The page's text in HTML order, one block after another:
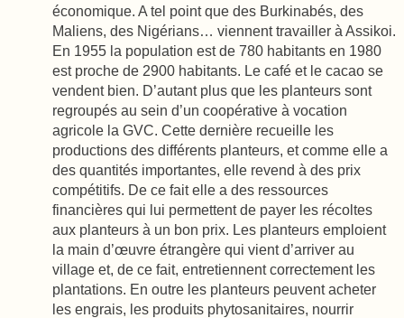
économique. A tel point que des Burkinabés, des
Maliens, des Nigérians… viennent travailler à Assikoi.
En 1955 la population est de 780 habitants en 1980
est proche de 2900 habitants. Le café et le cacao se
vendent bien. D’autant plus que les planteurs sont
regroupés au sein d’un coopérative à vocation
agricole la GVC. Cette dernière recueille les
productions des différents planteurs, et comme elle a
des quantités importantes, elle revend à des prix
compétitifs. De ce fait elle a des ressources
financières qui lui permettent de payer les récoltes
aux planteurs à un bon prix. Les planteurs emploient
la main d’œuvre étrangère qui vient d’arriver au
village et, de ce fait, entretiennent correctement les
plantations. En outre les planteurs peuvent acheter
les engrais, les produits phytosanitaires, nourrir